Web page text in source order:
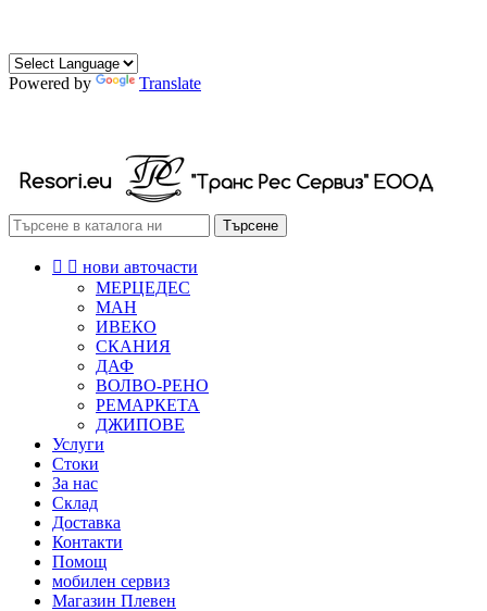
Powered by
Translate
Търсене
  нови авточасти
МЕРЦЕДЕС
МАН
ИВЕКО
СКАНИЯ
ДАФ
ВОЛВО-РЕНО
РЕМАРКЕТА
ДЖИПОВЕ
Услуги
Стоки
За нас
Склад
Доставка
Контакти
Помощ
мобилен сервиз
Магазин Плевен